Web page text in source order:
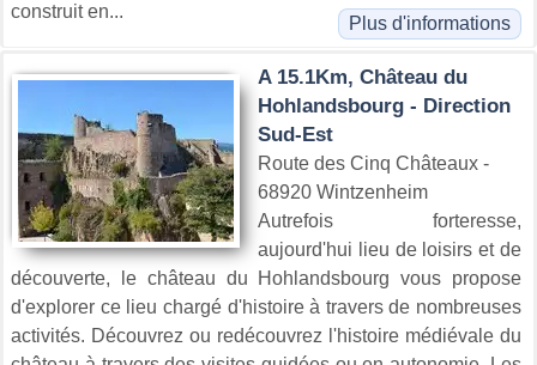
construit en...
Plus d'informations
A 15.1Km, Château du
Hohlandsbourg - Direction
Sud-Est
Route des Cinq Châteaux -
68920 Wintzenheim
Autrefois forteresse,
aujourd'hui lieu de loisirs et de
découverte, le château du Hohlandsbourg vous propose
d'explorer ce lieu chargé d'histoire à travers de nombreuses
activités. Découvrez ou redécouvrez l'histoire médiévale du